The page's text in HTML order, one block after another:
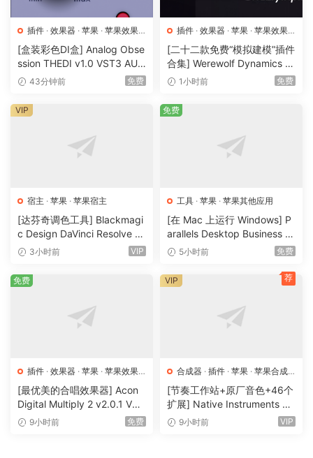
available, Nuendo is the choice of film, TV, game audio and
immersive sound industry professionals worldwide. Ever
since its initial release, Nuendo has been a vital tool in
creating the soundtrack to many high-profile productions,
products and installations. Regular updates with new
requested functions mean that Nuendo constantly exceeds
audio post, with high end — often unique — capabilities
Highlights
Nuendo 13 introduces unique and time-saving features for
dialogue editors, mixing and recording engineers, new
innovative tools for dialogue recording, Dolby Atmos
workflow enhancements. With Nuendo 13, the future of
DIALOGUE RECORDING
ADR Script Reader
With ADR Script Reader, Nuendo 13 moves away from
cumbersome, document-based workflows. It shows ADR
插件 · 效果器 · 苹果 · 苹果效果
器
[盒装彩色DI盒] Analog Obse
ssion THEDI v1.0 VST3 AU
AAX [WiN, MacOSX]（17.8
43分钟前 免费
插件 · 效果器 · 苹果 · 苹果效果
器
[二十二款免费“模拟建模”插件
合集] Werewolf Dynamics Pl
ugins Bundle v0.7.6 VST3 C
85MB+313MB)
1小时前 免费
宿主 · 苹果 · 苹果宿主
[达芬奇调色工具] Blackmagi
c Design DaVinci Resolve St
udio 21.0.4 Multilingual [Ma
3小时前 VIP
VIP
工具 · 苹果 · 苹果其他应用
[在 Mac 上运行 Windows] P
arallels Desktop Business E
dition 26.4.1.57516-ATB [M
5小时前 免费
免费
插件 · 效果器 · 苹果 · 苹果效果
器
[最优美的合唱效果器] Acon
Digital Multiply 2 v2.0.1 VST
VST3 AU AAX [WiN, MacOS
9小时前 免费
免费
合成器 · 插件 · 苹果 · 苹果合成
器
[节奏工作站+原厂音色+46个
扩展] Native Instruments M
aschine 3.6.0-HCiSO [Mac
9小时前 VIP
VIP 荐